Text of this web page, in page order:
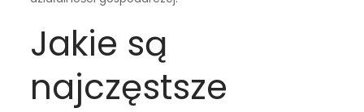
Jakie są
najczęstsze